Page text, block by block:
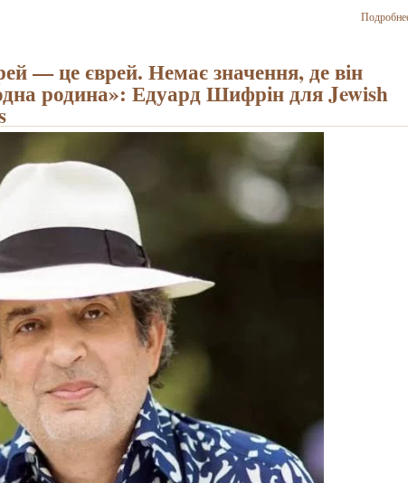
— це єврей. Немає значення, де він
родина»: Едуард Шифрін для Jewish